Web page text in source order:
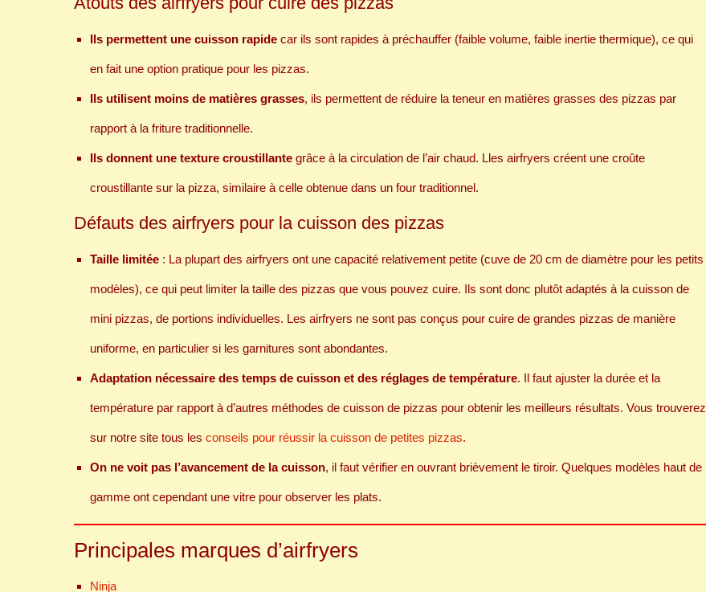
Ils permettent une cuisson rapide car ils sont rapides à préchauffer (faible volume, faible inertie thermique), ce qui
en fait une option pratique pour les pizzas.
Ils utilisent moins de matières grasses, ils permettent de réduire la teneur en matières grasses des pizzas par
rapport à la friture traditionnelle.
Ils donnent une texture croustillante grâce à la circulation de l’air chaud. Lles airfryers créent une croûte
croustillante sur la pizza, similaire à celle obtenue dans un four traditionnel.
Défauts des airfryers pour la cuisson des pizzas
Taille limitée : La plupart des airfryers ont une capacité relativement petite (cuve de 20 cm de diamètre pour les petits
modèles), ce qui peut limiter la taille des pizzas que vous pouvez cuire. Ils sont donc plutôt adaptés à la cuisson de
mini pizzas, de portions individuelles. Les airfryers ne sont pas conçus pour cuire de grandes pizzas de manière
uniforme, en particulier si les garnitures sont abondantes.
Adaptation nécessaire des temps de cuisson et des réglages de température. Il faut ajuster la durée et la
température par rapport à d’autres méthodes de cuisson de pizzas pour obtenir les meilleurs résultats. Vous trouverez
sur notre site tous les conseils pour réussir la cuisson de petites pizzas.
On ne voit pas l’avancement de la cuisson, il faut vérifier en ouvrant brièvement le tiroir. Quelques modèles haut de
gamme ont cependant une vitre pour observer les plats.
Principales marques d’airfryers
Ninja